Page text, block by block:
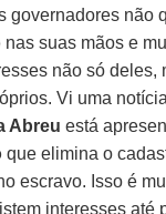
governadores não
nas suas mãos e
não só deles,
Vi uma
Abreu está
que elimina o
escravo. Isso é
interesses até